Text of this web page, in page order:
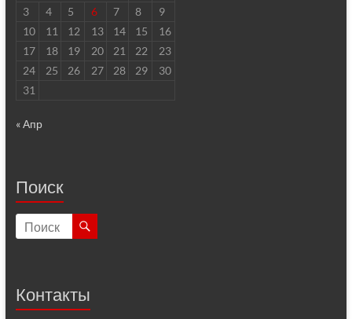
3
4 5 6 7 8
9
10
11 12 13 14 15
16
17
18 19 20 21 22
23
24
25 26 27 28 29
30
31
« Апр
Поиск
Контакты